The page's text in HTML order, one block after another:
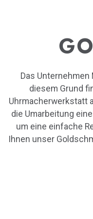
Das Unternehmen
diesem Grund
Uhrmacherwerkstatt
die Umarbeitung
um eine einfache
Ihnen unser